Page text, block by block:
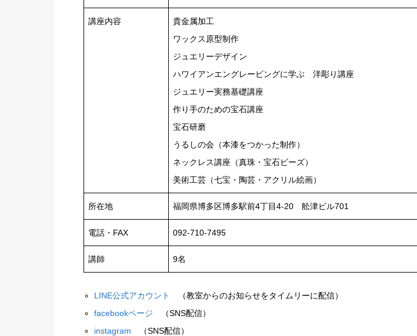
講座内容
貴金属加工
ワックス原型制作
ジュエリーデザイン
ハワイアンエングレービングに学ぶ 洋彫り講座
ジュエリー実務基礎講座
作り手のための宝石講座
宝石研磨
うるしの会（本漆をつかった制作）
ネックレス講座（真珠・宝石ビーズ）
美術工芸（七宝・陶芸・アクリル絵画）
所在地 福岡県博多区博多駅前4丁目4-20 舩津ビル701
電話・FAX 092-710-7495
講師 9名
LINE公式アカウント
（教室からのお知らせをタイムリーに配信）
facebookページ （SNS配信）
instagram （SNS配信）